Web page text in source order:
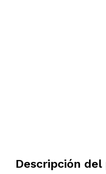
Descripción